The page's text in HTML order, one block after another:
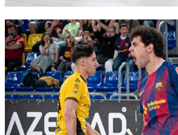
FC Barcelona club badge